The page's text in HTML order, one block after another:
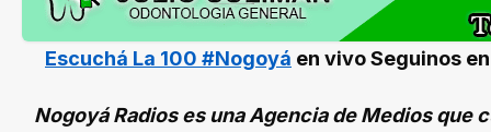
Escuchá La 100 #Nogoyá en vivoSeguinos
Nogoyá Radios es una Agencia de Medios